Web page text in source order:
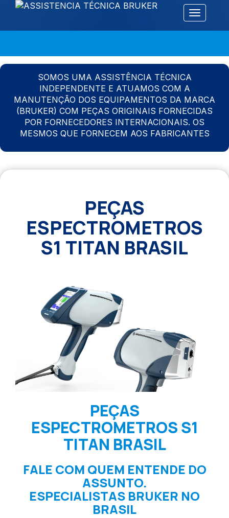
Alternar
SOMOS UMA ASSISTÊNCIA TÉCNICA
INDEPENDENTE E ATUAMOS COM A
MANUTENÇÃO DOS EQUIPAMENTOS DA MARCA
(BRUKER) COM PEÇAS ORIGINAIS FORNECIDAS
POR FORNECEDORES INTERNACIONAIS. OS
MESMOS QUE FORNECEM AOS FABRICANTES
PEÇAS
ESPECTROMETROS
S1 TITAN BRASIL
PEÇAS
ESPECTROMETROS S1
TITAN BRASIL
FALE COM QUEM ENTENDE DO
ASSUNTO.
ESPECIALISTAS BRUKER NO
BRASIL